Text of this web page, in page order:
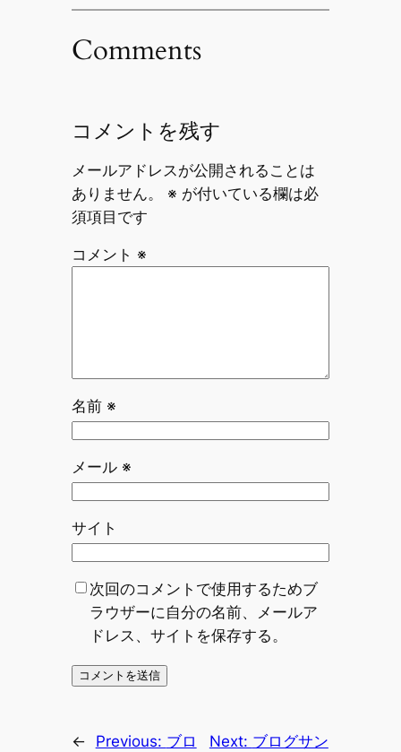
Comments
コメントを残す
メールアドレスが公開されることは
ありません。
※ が付いている欄は必
須項目です
コメント ※
名前 ※
メール ※
サイト
次回のコメントで使用するためブ
ラウザーに自分の名前、メールア
ドレス、サイトを保存する。
← Previous: ブロ
Next: ブログサン